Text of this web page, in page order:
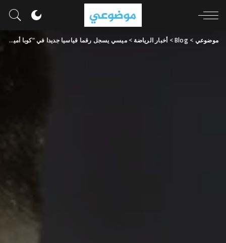
موضوعي >
Blog
> أخبار الرياضة >ميسي يسجل رقما قياسيا جديدا في “كوبا أميركا”